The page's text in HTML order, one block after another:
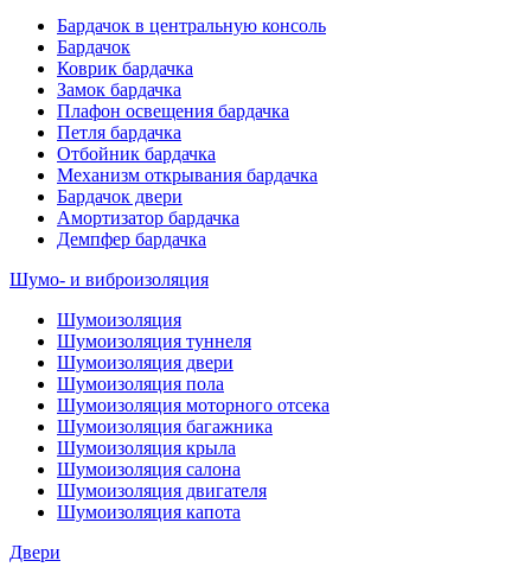
Бардачок в центральную консоль
Бардачок
Коврик бардачка
Замок бардачка
Плафон освещения бардачка
Петля бардачка
Отбойник бардачка
Механизм открывания бардачка
Бардачок двери
Амортизатор бардачка
Демпфер бардачка
Шумо- и виброизоляция
Шумоизоляция
Шумоизоляция туннеля
Шумоизоляция двери
Шумоизоляция пола
Шумоизоляция моторного отсека
Шумоизоляция багажника
Шумоизоляция крыла
Шумоизоляция салона
Шумоизоляция двигателя
Шумоизоляция капота
Двери